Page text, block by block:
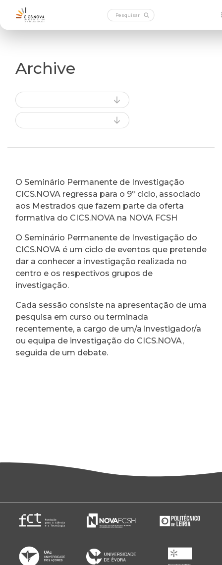
Archive
O Seminário Permanente de Investigação
CICS.NOVA regressa para o 9º ciclo, associado
aos Mestrados que fazem parte da oferta
formativa do CICS.NOVA na NOVA FCSH
O Seminário Permanente de Investigação do
CICS.NOVA é um ciclo de eventos que pretende
dar a conhecer a investigação realizada no
centro e os respectivos grupos de
investigação.
Cada sessão consiste na apresentação de uma
pesquisa em curso ou terminada
recentemente, a cargo de um/a investigador/a
ou equipa de investigação do CICS.NOVA,
seguida de um debate.